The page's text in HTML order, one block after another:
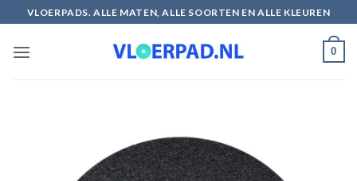
naar
inhoud
VLOERPADS. ALLE MATEN, ALLE SOORTEN EN ALLE KLEUREN
0